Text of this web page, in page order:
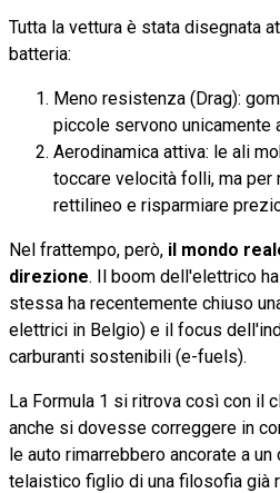
Tutta la vettura è stata disegnata
batteria:
Meno resistenza (Drag):
piccole servono unicamente
Aerodinamica attiva: le ali
toccare velocità folli, ma per
rettilineo e risparmiare
Nel frattempo, però, il mondo
direzione. Il boom dell'elettrico
stessa ha recentemente chiuso
elettrici in Belgio) e il focus
carburanti sostenibili (e-fuels).
La Formula 1 si ritrova così con il
anche si dovesse correggere in
le auto rimarrebbero ancorate a
telaistico figlio di una filosofia già